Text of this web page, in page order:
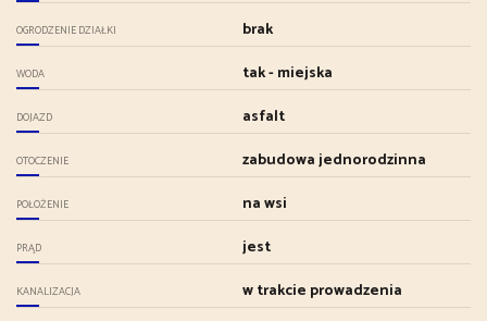
OGRODZENIE DZIAŁKI brak
WODA tak - miejska
DOJAZD asfalt
OTOCZENIE zabudowa jednorodzinna
POŁOŻENIE na wsi
PRĄD jest
KANALIZACJA w trakcie prowadzenia